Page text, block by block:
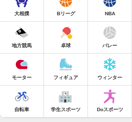
大相撲 Bリーグ NBA
地方競馬 卓球 バレー
モーター フィギュア ウィンター
自転車 学生スポーツ Doスポーツ